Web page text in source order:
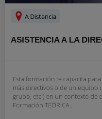
A Distancia
ASISTENCIA A LA
Esta formación te capacita
más directivos o de un equipo
grupo, etc.) en un contexto de
Formación TEÓRICA...